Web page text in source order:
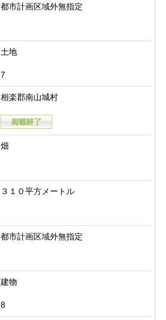
都市計画区域外無指定
土地
7
相楽郡南山城村
畑
３１０平方メートル
都市計画区域外無指定
建物
8